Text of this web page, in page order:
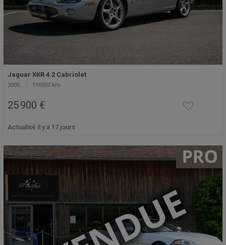
Jaguar XKR 4.2 Cabriolet
2005 110507 km
25 900 €
Actualisé il y a 17 jours